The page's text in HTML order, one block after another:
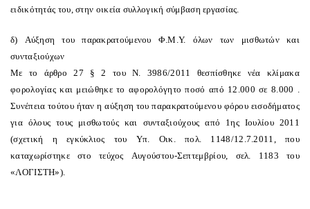
ειδικότητάς του, στην οικεία συλλογική σύμβαση εργασίας.
δ) Aύξηση του παρακρατούμενου Φ.M.Y. όλων των μισθωτών και
συνταξιούχων
Mε το άρθρο 27 § 2 του N. 3986/2011 θεσπίσθηκε νέα κλίμακα
φορολογίας και μειώθηκε το αφορολόγητο ποσό από 12.000 σε 8.000 .
Συνέπεια τούτου ήταν η αύξηση του παρακρατούμενου φόρου εισοδήματος
για όλους τους μισθωτούς και συνταξιούχους από 1ης Iουλίου 2011
(σχετική η εγκύκλιος του Yπ. Oικ. πολ. 1148/12.7.2011, που
καταχωρίστηκε στο τεύχος Aυγούστου-Σεπτεμβρίου, σελ. 1183 του
«ΛOΓIΣTH»).